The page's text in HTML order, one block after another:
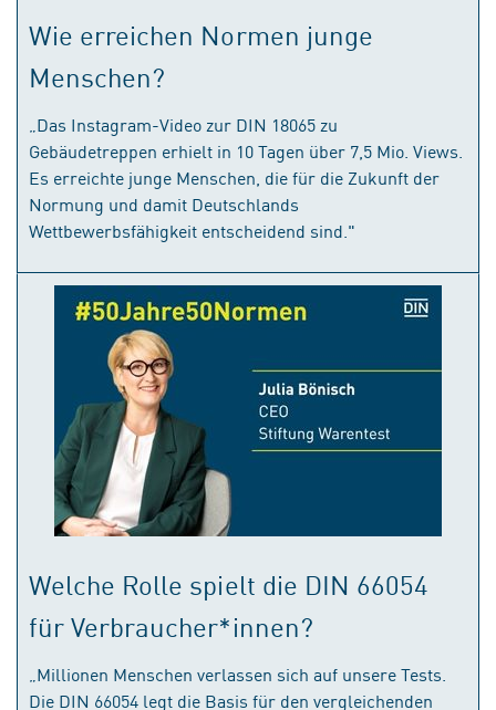
Wie erreichen Normen junge
Menschen?
„Das Instagram-Video zur DIN 18065 zu
Gebäudetreppen erhielt in 10 Tagen über 7,5 Mio. Views.
Es erreichte junge Menschen, die für die Zukunft der
Normung und damit Deutschlands
Wettbewerbsfähigkeit entscheidend sind."
Welche Rolle spielt die DIN 66054
für Verbraucher*innen?
„Millionen Menschen verlassen sich auf unsere Tests.
Die DIN 66054 legt die Basis für den vergleichenden